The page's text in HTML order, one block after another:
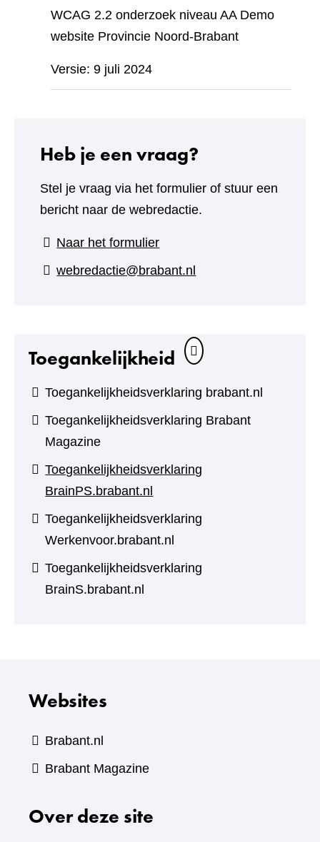
WCAG 2.2 onderzoek niveau AA Demo
website Provincie Noord-Brabant
Versie: 9 juli 2024
Heb je een vraag?
Stel je vraag via het formulier of stuur een
bericht naar de webredactie.
Naar het formulier(verwijst
naar
webredactie@brabant.nl
Toegankelijkheid
Toegankelijkheidsverklaring brabant.nl
Toegankelijkheidsverklaring Brabant
Magazine
Toegankelijkheidsverklaring
BrainPS.brabant.nl
Toegankelijkheidsverklaring
Werkenvoor.brabant.nl
Toegankelijkheidsverklaring
BrainS.brabant.nl
Websites
Brabant.nl
Brabant Magazine(verwijst
een
Over deze site